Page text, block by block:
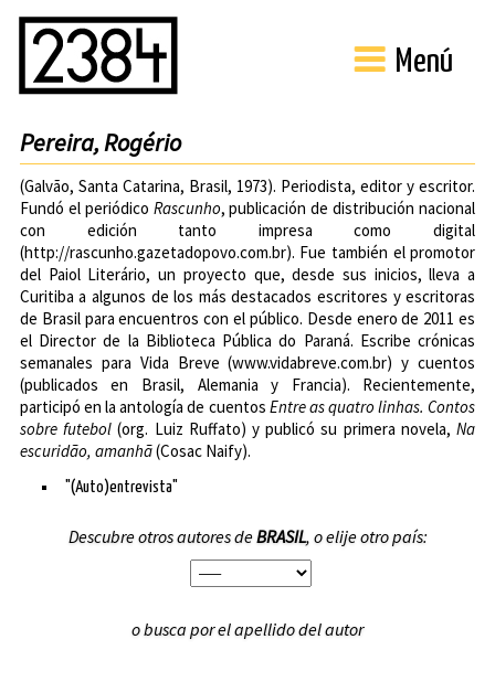
Menú
Pereira, Rogério
(Galvão, Santa Catarina, Brasil, 1973). Periodista, editor y escritor.
Fundó el periódico Rascunho, publicación de distribución nacional
con edición tanto impresa como digital
(http://rascunho.gazetadopovo.com.br). Fue también el promotor
del Paiol Literário, un proyecto que, desde sus inicios, lleva a
Curitiba a algunos de los más destacados escritores y escritoras
de Brasil para encuentros con el público. Desde enero de 2011 es
el Director de la Biblioteca Pública do Paraná. Escribe crónicas
semanales para Vida Breve (www.vidabreve.com.br) y cuentos
(publicados en Brasil, Alemania y Francia). Recientemente,
participó en la antología de cuentos Entre as quatro linhas. Contos
sobre futebol (org. Luiz Ruffato) y publicó su primera novela,Na
escuridão, amanhã(Cosac Naify).
"(Auto)entrevista"
Descubre otros autores deBRASIL, o elije otro país:
o busca por el apellido del autor